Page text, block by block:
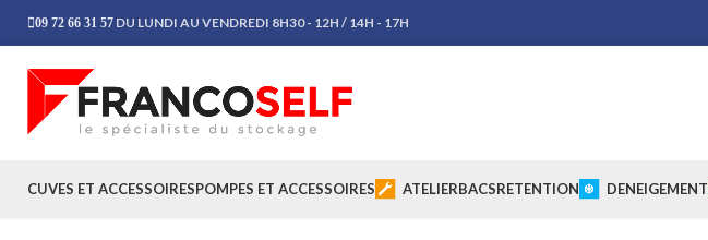
09 72 66 31 57 DU LUNDI AU VENDREDI 8H30 - 12H / 14H - 17H
CUVES ET ACCESSOIRESPOMPES ET ACCESSOIRES ATELIERBACSRETENTION DENEIGEMENT